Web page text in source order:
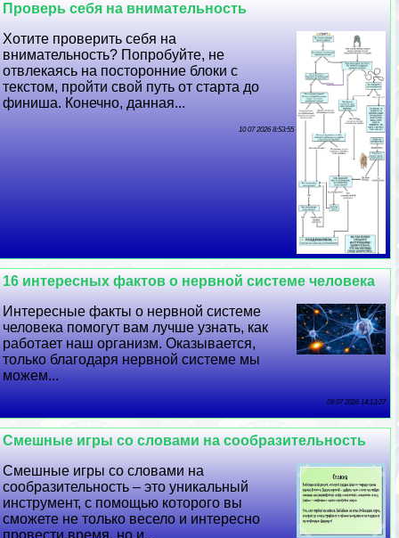
Проверь себя на внимательность
Хотите проверить себя на
внимательность? Попробуйте, не
отвлекаясь на посторонние блоки с
текстом, пройти свой путь от старта до
финиша. Конечно, данная...
10 07 2026 8:53:55
16 интересных фактов о нервной системе человека
Интересные факты о нервной системе
человека помогут вам лучше узнать, как
работает наш организм. Оказывается,
только благодаря нервной системе мы
можем...
09 07 2026 14:13:27
Смешные игры со словами на сообразительность
Смешные игры со словами на
сообразительность – это уникальный
инструмент, с помощью которого вы
сможете не только весело и интересно